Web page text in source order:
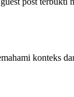
konteks